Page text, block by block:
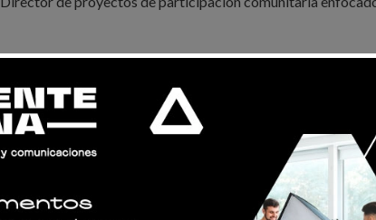
¡ESTUDIA CON NOSOTROS!
CURSOS PROGRAMAS